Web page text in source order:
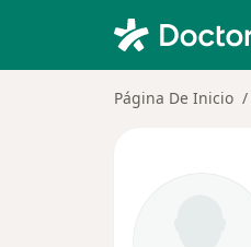
Página De Inicio